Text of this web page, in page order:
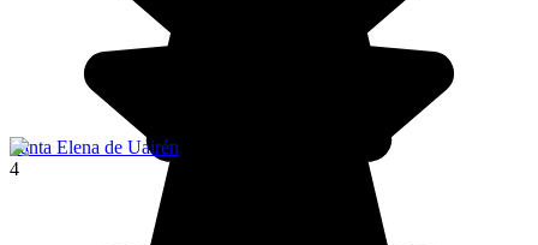
Santa Elena de Uairén
4